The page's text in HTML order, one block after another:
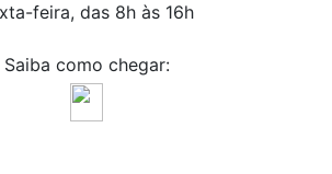
feira, das 8h às 16h
Saiba como chegar: